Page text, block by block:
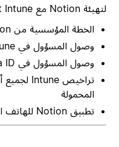
لتهيئة Notion مع Microsoft Intune، ستحتاج إلى:
الخطة المؤسسية من Notion
وصول المسؤول في Microsoft Intune
وصول المسؤول في Microsoft Entra ID (المعروف سابقاً بـ Azure AD)
المحمولة
تطبيق Notion للهاتف المحمول مثبتاً على iOS أو Android